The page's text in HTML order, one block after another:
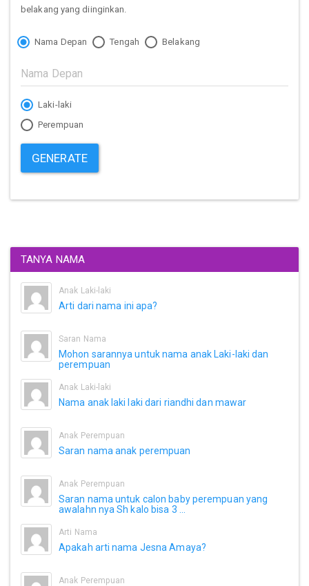
belakang yang diinginkan.
Nama Depan Tengah Belakang
Laki-laki
Perempuan
GENERATE
TANYA NAMA
Anak Laki-laki
Arti dari nama ini apa?
Saran Nama
Mohon sarannya untuk nama anak Laki-laki dan
perempuan
Anak Laki-laki
Nama anak laki laki dari riandhi dan mawar
Anak Perempuan
Saran nama anak perempuan
Anak Perempuan
Saran nama untuk calon baby perempuan yang
awalahn nya Sh kalo bisa 3 ...
Arti Nama
Apakah arti nama Jesna Amaya?
Anak Perempuan